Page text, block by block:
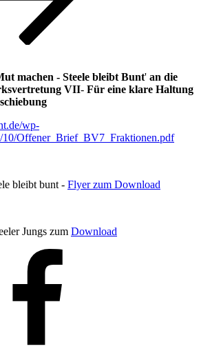
machen - Steele bleibt Bunt' an die
VII- Für eine klare Haltung
wp-
10/Offener_Brief_BV7_Fraktionen.pdf
bleibt bunt - Flyer zum Download
Jungs zum Download